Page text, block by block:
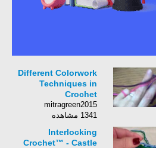
Different Colorwork
Techniques in
Crochet
mitragreen2015
1341 مشاهده
Interlocking
Crochet™ - Castle